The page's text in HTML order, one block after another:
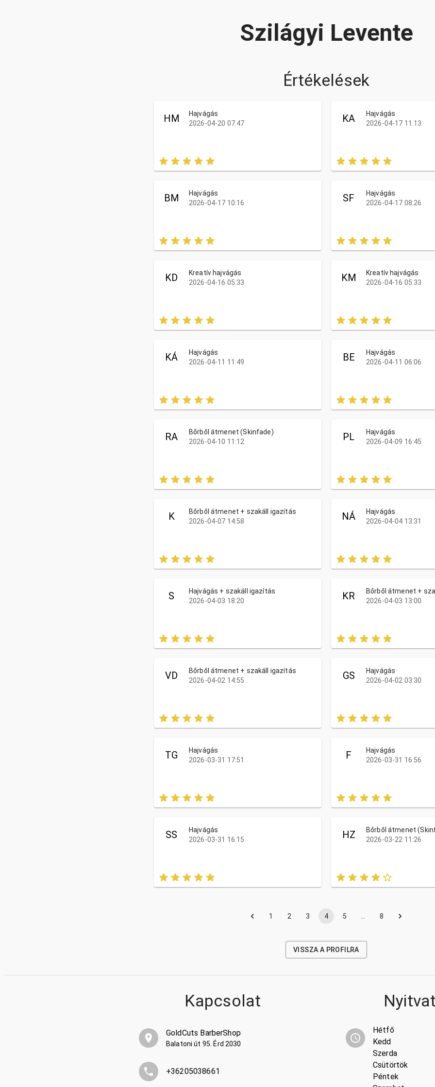
Szilágyi Levente
Értékelések
HM
Hajvágás
2026-04-20 07:47
KA
Hajvágás
2026-04-17 11:13
BM
Hajvágás
2026-04-17 10:16
SF
Hajvágás
2026-04-17 08:26
KD
Kreatív hajvágás
2026-04-16 05:33
KM
Kreatív hajvágás
2026-04-16 05:33
KÁ
Hajvágás
2026-04-11 11:49
BE
Hajvágás
2026-04-11 06:06
RA
Bőrből átmenet (Skinfade)
2026-04-10 11:12
PL
Hajvágás
2026-04-09 16:45
K
Bőrből átmenet + szakáll igazítás
2026-04-07 14:58
NÁ
Hajvágás
2026-04-04 13:31
S
Hajvágás + szakáll igazítás
2026-04-03 18:20
KR
Bőrből átmenet +
2026-04-03 13:00
VD
Bőrből átmenet + szakáll igazítás
2026-04-02 14:55
GS
Hajvágás
2026-04-02 03:30
TG
Hajvágás
2026-03-31 17:51
F
Hajvágás
2026-03-31 16:56
SS
Hajvágás
2026-03-31 16:15
HZ
Bőrből átmenet
2026-03-22 11:26
1 2 3 4 5 8
VISSZA A PROFILRA
Kapcsolat
GoldCuts BarberShop
Balatoni út 95. Érd 2030
+36205038661
Hétfő
Kedd
Szerda
Csütörtök
Péntek